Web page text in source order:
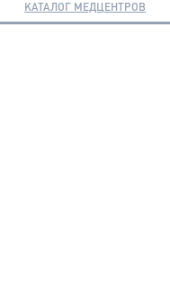
КАТАЛОГ МЕДЦЕНТРОВ